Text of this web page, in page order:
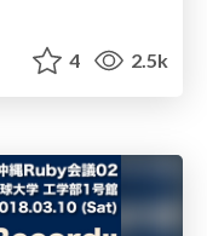
4 2.5k